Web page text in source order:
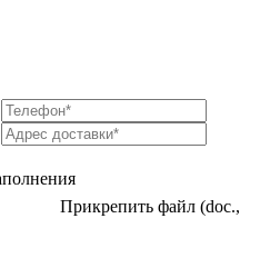
Прикрепить файл (doc.,